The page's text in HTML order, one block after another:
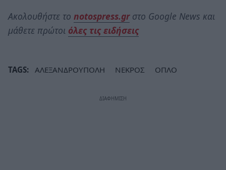
Ακολουθήστε το notospress.grστο Google News και
μάθετε πρώτοι όλες τις ειδήσεις
TAGS: ΑΛΕΞΑΝΔΡΟΥΠΟΛΗ ΝΕΚΡΟΣ ΟΠΛΟ